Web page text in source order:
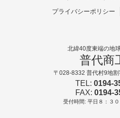
プライバシーポリシー
北緯40度東端の地
普代商
〒028-8332 普代村9地
TEL: 0194-
FAX: 0194-
受付時間: 平日８：３